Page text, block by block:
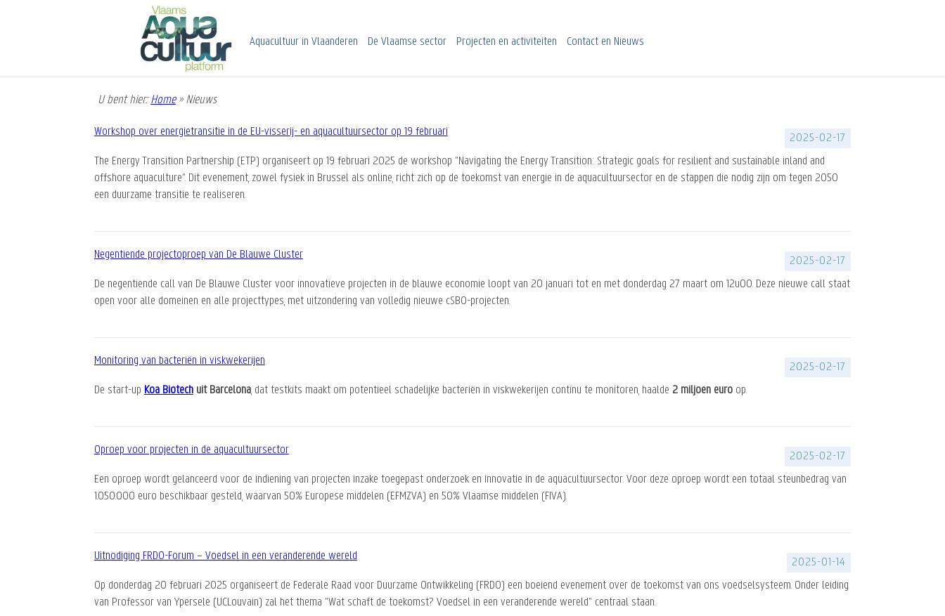
Aquacultuur in Vlaanderen De Vlaamse sector Projecten en activiteiten Contact en Nieuws
U bent hier: Home » Nieuws
2025-02-17
Workshop over energietransitie in de EU-visserij- en aquacultuursector op 19 februari
The Energy Transition Partnership (ETP) organiseert op 19 februari 2025 de workshop "Navigating the Energy Transition: Strategic goals for resilient and sustainable inland and
offshore aquaculture". Dit evenement, zowel fysiek in Brussel als online, richt zich op de toekomst van energie in de aquacultuursector en de stappen die nodig zijn om tegen 2050
een duurzame transitie te realiseren.
2025-02-17
Negentiende projectoproep van De Blauwe Cluster
De negentiende call van De Blauwe Cluster voor innovatieve projecten in de blauwe economie loopt van 20 januari tot en met donderdag 27 maart om 12u00. Deze nieuwe call staat
open voor alle domeinen en alle projecttypes, met uitzondering van volledig nieuwe cSBO-projecten.
2025-02-17
Monitoring van bacteriën in viskwekerijen
De start-up Koa Biotechuit Barcelona, dat testkits maakt om potentieel schadelijke bacteriën in viskwekerijen continu te monitoren, haalde 2 miljoen euroop.
2025-02-17
Oproep voor projecten in de aquacultuursector
Een oproep wordt gelanceerd voor de indiening van projecten inzake toegepast onderzoek en innovatie in de aquacultuursector. Voor deze oproep wordt een totaal steunbedrag van
1.050.000 euro beschikbaar gesteld, waarvan 50% Europese middelen (EFMZVA) en 50% Vlaamse middelen (FIVA).
2025-01-14
Uitnodiging FRDO-Forum – Voedsel in een veranderende wereld
Op donderdag 20 februari 2025 organiseert de Federale Raad voor Duurzame Ontwikkeling (FRDO) een boeiend evenement over de toekomst van ons voedselsysteem. Onder leiding
van Professor van Ypersele (UCLouvain) zal het thema "Wat schaft de toekomst? Voedsel in een veranderende wereld" centraal staan.